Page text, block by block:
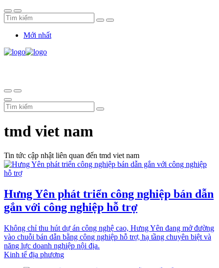
Mới nhất
tmd viet nam
Tin tức cập nhật liên quan đến tmd viet nam
Hưng Yên phát triển công nghiệp bán dẫn
gắn với công nghiệp hỗ trợ
Không chỉ thu hút dự án công nghệ cao, Hưng Yên đang mở đường
vào chuỗi bán dẫn bằng công nghiệp hỗ trợ, hạ tầng chuyên biệt và
năng lực doanh nghiệp nội địa.
Kinh tế địa phương